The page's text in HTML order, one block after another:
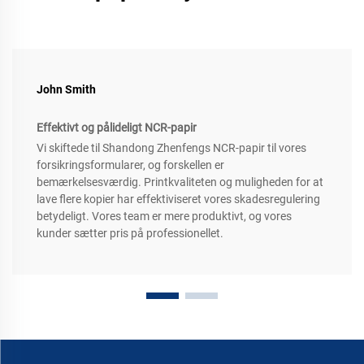
John Smith
Effektivt og pålideligt NCR-papir
Vi skiftede til Shandong Zhenfengs NCR-papir til vores
forsikringsformularer, og forskellen er
bemærkelsesværdig. Printkvaliteten og muligheden for at
lave flere kopier har effektiviseret vores skadesregulering
betydeligt. Vores team er mere produktivt, og vores
kunder sætter pris på professionellet.